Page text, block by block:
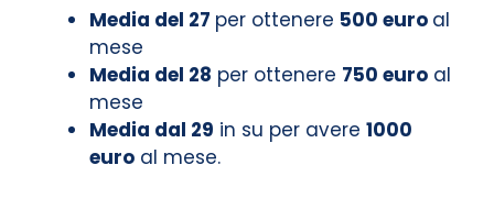
Media del 27 per ottenere 500 euro al
mese
Media del 28 per ottenere 750 euro al
mese
Media dal 29 in su per avere 1000
euro al mese.